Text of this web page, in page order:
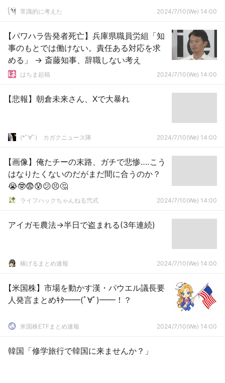
常識的に考えた 2024/7/10(We) 14:00
【パワハラ告発者死亡】兵庫県職員労組「知
事のもとでは働けない。責任ある対応を求
める」 → 斎藤知事、辞職しない考え
はちま起稿 2024/7/10(We) 14:00
【悲報】朝倉未来さん、Xで大暴れ
(*ﾟ∀ﾟ)ゞカガクニュース隊 2024/7/10(We) 14:00
【画像】俺たチーの末路、ガチで悲惨‥‥こう
はなりたくないのだがまだ間に合うのか？
😭🤓😨😰😕😣🤔
ライフハックちゃんねる弐式 2024/7/10(We) 14:00
アイガモ農法→半日で盗まれる(3年連続)
稼げるまとめ速報 2024/7/10(We) 14:00
【米国株】市場を動かす漢・パウエル議長要
人発言まとめｷﾀ━━(ﾟ∀ﾟ)━━！？
米国株ETFまとめ速報 2024/7/10(We) 14:00
韓国「修学旅行で韓国に来ませんか？」